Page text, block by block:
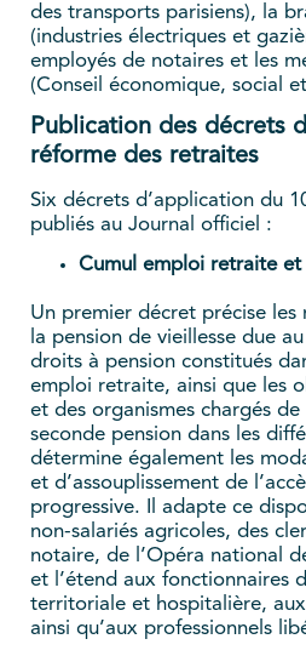
des transports parisiens), la
(industries électriques et
employés de notaires et les
(Conseil économique, social
Publication des décrets
réforme des retraites
Six décrets d’application du
publiés au Journal officiel :
Cumul emploi retraite
Un premier décret précise
la pension de vieillesse due
droits à pension constitués
emploi retraite, ainsi que les
et des organismes chargés
seconde pension dans les
détermine également les
et d’assouplissement de
progressive. Il adapte ce
non-salariés agricoles, des
notaire, de l’Opéra national
et l’étend aux fonctionnaires
territoriale et hospitalière,
ainsi qu’aux professionnels